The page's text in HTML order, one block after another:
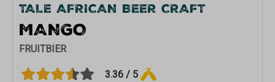
TALE AFRICAN BEER CRAFT
MANGO
FRUITBIER
3.36 / 5